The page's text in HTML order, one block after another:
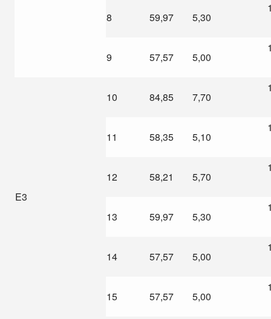
8 59,97 5,30
9 57,57 5,00
E3
10 84,85 7,70
11 58,35 5,10
12 58,21 5,70
13 59,97 5,30
14 57,57 5,00
15 57,57 5,00